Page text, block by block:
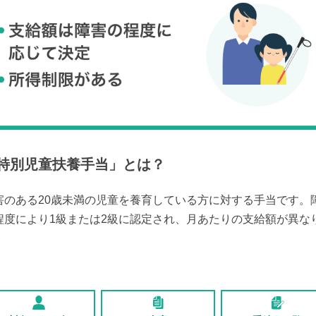
別児童扶養手当 」とは？
のある20歳未満の児童を養育している方に対する手当です。
度により1級または2級に認定され、月あたりの支給額が異な